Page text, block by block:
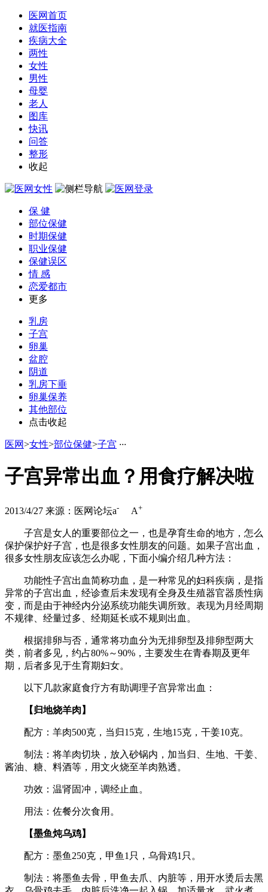
医网首页
就医指南
疾病大全
两性
女性
男性
母婴
老人
图库
快讯
问答
整形
收起
保 健
部位保健
时期保健
职业保健
保健误区
情 感
恋爱都市
更多
乳房
子宫
卵巢
盆腔
阴道
乳房下垂
卵巢保养
其他部位
点击收起
医网>女性>部位保健>子宫 ···
子宫异常出血？用食疗解决啦
2013/4/27 来源：医网论坛a- A+
子宫是女人的重要部位之一，也是孕育生命的地方，怎么
保护保护好子宫，也是很多女性朋友的问题。如果子宫出血，
很多女性朋友应该怎么办呢，下面小编介绍几种方法：
功能性子宫出血简称功血，是一种常见的妇科疾病，是指
异常的子宫出血，经诊查后未发现有全身及生殖器官器质性病
变，而是由于神经内分泌系统功能失调所致。表现为月经周期
不规律、经量过多、经期延长或不规则出血。
根据排卵与否，通常将功血分为无排卵型及排卵型两大
类，前者多见，约占80%～90%，主要发生在青春期及更年
期，后者多见于生育期妇女。
以下几款家庭食疗方有助调理子宫异常出血：
【归地烧羊肉】
配方：羊肉500克，当归15克，生地15克，干姜10克。
制法：将羊肉切块，放入砂锅内，加当归、生地、干姜、
酱油、糖、料酒等，用文火烧至羊肉熟透。
功效：温肾固冲，调经止血。
用法：佐餐分次食用。
【墨鱼炖乌鸡】
配方：墨鱼250克，甲鱼1只，乌骨鸡1只。
制法：将墨鱼去骨，甲鱼去爪、内脏等，用开水烫后去黑